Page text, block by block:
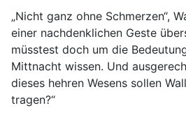
„Nicht ganz ohne Schmerzen“,
einer nachdenklichen Geste
müsstest doch um die
Mittnacht wissen. Und
dieses hehren Wesens sollen
tragen?“